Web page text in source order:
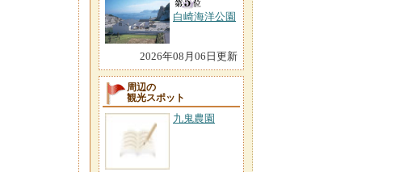
白崎海洋公園
2026年08月06日更新
周辺の
観光スポット
九鬼農園